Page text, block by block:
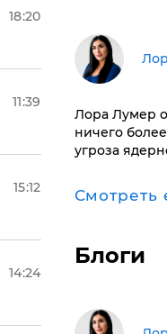
18:20
11:39
15:12
14:24
Лора Лумер
ничего
угроза
Смотреть
Блоги